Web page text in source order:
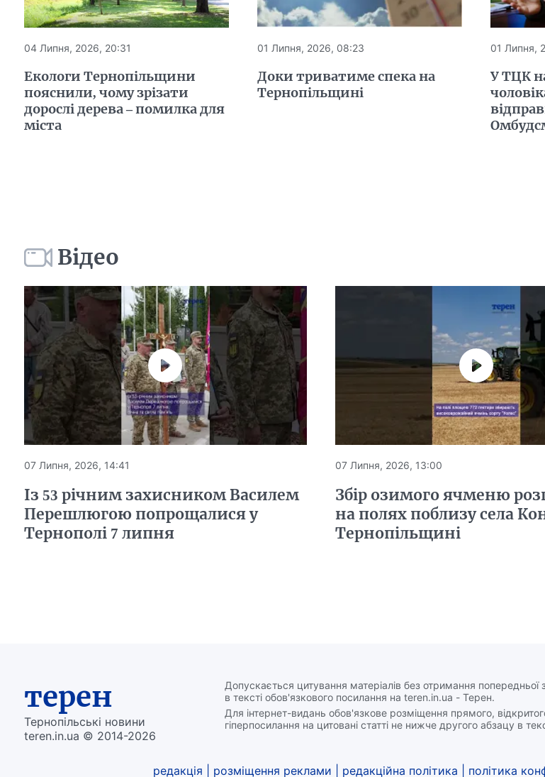
04 Липня, 2026, 20:31
Екологи Тернопільщини
пояснили, чому зрізати
дорослі дерева – помилка для
міста
01 Липня, 2026, 08:23
Доки триватиме спека на
Тернопільщині
01 Липня,
У ТЦК
Відео
07 Липня, 2026, 14:41
Із 53 річним захисником Василем
Перешлюгою попрощалися у
Тернополі 7 липня
07 Липня, 2026, 13:00
Збір озимого ячменю
на полях поблизу села
Тернопільщині
терен
Тернопільські новини
teren.in.ua © 2014-2026
Допускається цитування матеріалів без отримання
в тексті обов'язкового посилання на teren.in.ua - Терен.
Для інтернет-видань обов'язкове розміщення прямого,
гіперпосилання на цитовані статті не нижче другого абзацу в
редакція розміщення реклами редакційна політика політика